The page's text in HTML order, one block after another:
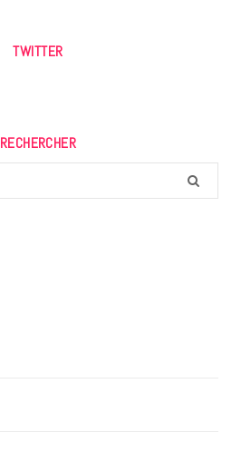
TWITTER
RECHERCHER